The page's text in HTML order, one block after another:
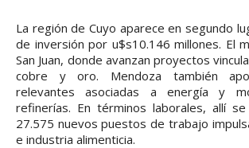
La región de Cuyo aparece en segundo
de inversión por u$s10.146 millones. El
San Juan, donde avanzan proyectos
cobre y oro. Mendoza también
relevantes asociadas a energía y
refinerías. En términos laborales, allí
27.575 nuevos puestos de trabajo
e industria alimenticia.